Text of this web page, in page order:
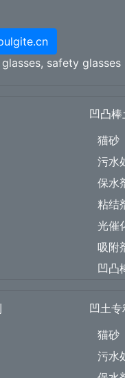
, safety glasses
凹凸
猫砂
污水
保水
粘结
光催
吸附
凹凸
凹土专
猫砂
污水